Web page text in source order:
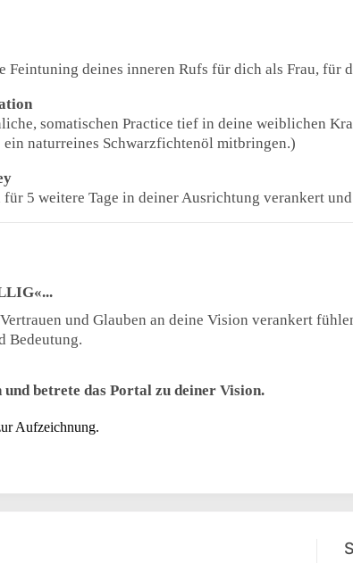
Feintuning deines inneren Rufs für dich als Frau,
somatischen Practice tief in deine weiblichen
naturreines Schwarzfichtenöl mitbringen.)
5 weitere Tage in deiner Ausrichtung verankert
und Glauben an deine Vision verankert
Bedeutung.
betrete das Portal zu deiner Vision.
Aufzeichnung.